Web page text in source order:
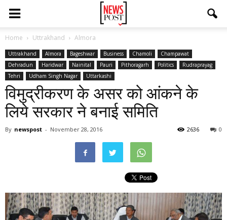
Home Uttrakhand Almora
Uttrakhand Almora Bageshwar Business Chamoli
Champawat
Dehradun
Haridwar Nainital Pauri Pithoragarh Politics
Rudraprayag
Tehri
Udham Singh Nagar Uttarkashi
विमुद्रीकरण के असर को आंकने के
लिये सरकार ने बनाई समिति
By newspost - November 28, 2016 0
2636